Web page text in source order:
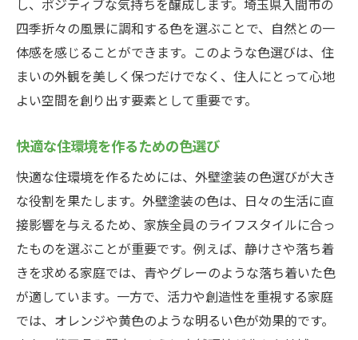
四季折々の風景に調和する色を選ぶことで、自然との一
体感を感じることができます。このような色選びは、住
まいの外観を美しく保つだけでなく、住人にとって心地
よい空間を創り出す要素として重要です。
快適な住環境を作るための色選び
快適な住環境を作るためには、外壁塗装の色選びが大き
な役割を果たします。外壁塗装の色は、日々の生活に直
接影響を与えるため、家族全員のライフスタイルに合っ
たものを選ぶことが重要です。例えば、静けさや落ち着
きを求める家庭では、青やグレーのような落ち着いた色
が適しています。一方で、活力や創造性を重視する家庭
では、オレンジや黄色のような明るい色が効果的です。